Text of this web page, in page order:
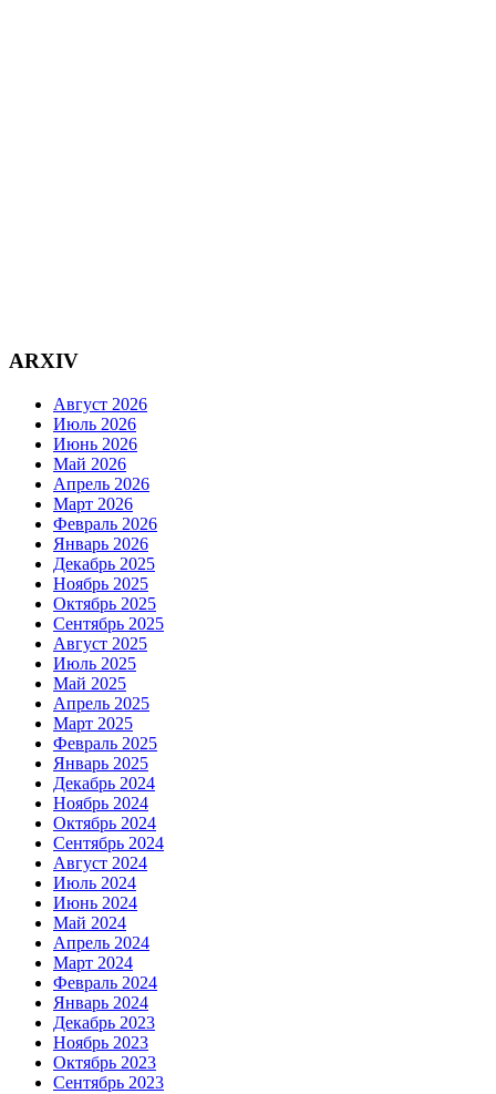
ARXIV
Август 2026
Июль 2026
Июнь 2026
Май 2026
Апрель 2026
Март 2026
Февраль 2026
Январь 2026
Декабрь 2025
Ноябрь 2025
Октябрь 2025
Сентябрь 2025
Август 2025
Июль 2025
Май 2025
Апрель 2025
Март 2025
Февраль 2025
Январь 2025
Декабрь 2024
Ноябрь 2024
Октябрь 2024
Сентябрь 2024
Август 2024
Июль 2024
Июнь 2024
Май 2024
Апрель 2024
Март 2024
Февраль 2024
Январь 2024
Декабрь 2023
Ноябрь 2023
Октябрь 2023
Сентябрь 2023